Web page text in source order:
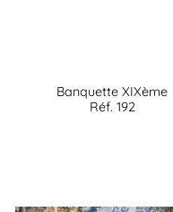
Banquette XIXème
Réf. 192